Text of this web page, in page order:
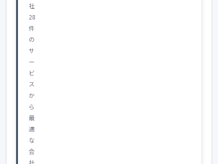
社
28
件
の
サ
ー
ビ
ス
か
ら
最
適
な
会